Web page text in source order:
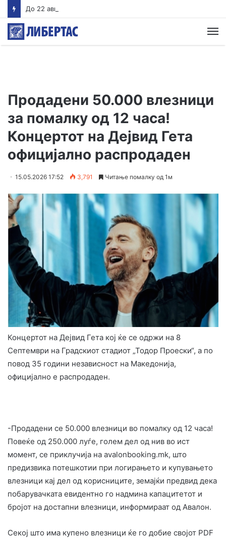
Продадени 50.000 влезници
за помалку од 12 часа!
Концертот на Дејвид Гета
официјално распродаден
15.05.2026 17:52 3,791 Читање помалку од 1м
Концертот на Дејвид Гета кој ќе се одржи на 8
Септември на Градскиот стадиот „Тодор Проески“, а по
повод 35 години независност на Македонија,
официјално е распродаден.
-Продадени се 50.000 влезници во помалку од 12 часа!
Повеќе од 250.000 луѓе, голем дел од нив во ист
момент, се приклучија на avalonbooking.mk, што
предизвика потешкотии при логирањето и купувањето
влезници кај дел од корисниците, земајќи предвид дека
побарувачката евидентно го надмина капацитетот и
бројот на достапни влезници, информираат од Авалон.
Секој што има купено влезници ќе го добие својот PDF